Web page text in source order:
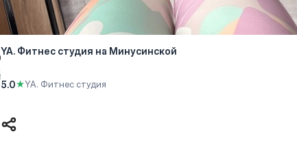
YA. Фитнес студия на Минусинской
5.0★YA. Фитнес студия